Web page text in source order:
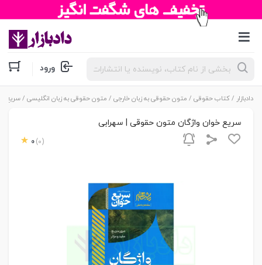
جستجوی
محصولات ورود
دادبازار /کتاب حقوقی / متون حقوقی به زبان خارجی / متون حقوقی به زبان انگلیسی / سریع
سریع خوان واژگان متون حقوقی | سهرابی
0 (0)